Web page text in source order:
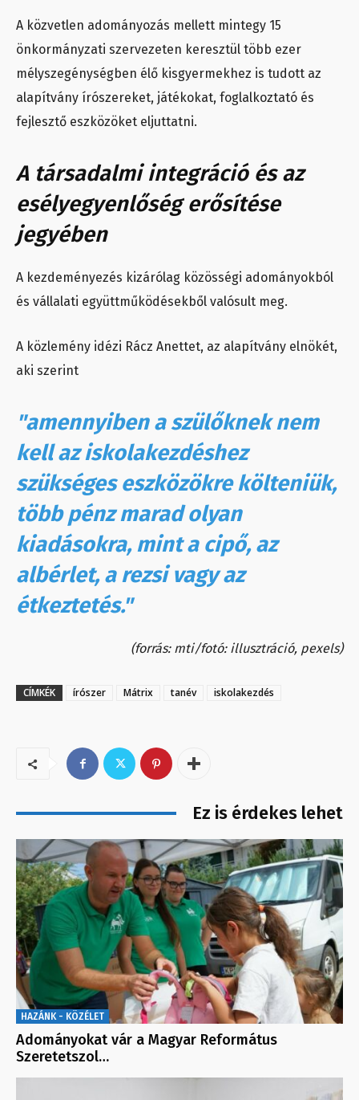
A közvetlen adományozás mellett mintegy 15
önkormányzati szervezeten keresztül több ezer
mélyszegénységben élő kisgyermekhez is tudott az
alapítvány írószereket, játékokat, foglalkoztató és
fejlesztő eszközöket eljuttatni.
A társadalmi integráció és az
esélyegyenlőség erősítése
jegyében
A kezdeményezés kizárólag közösségi adományokból
és vállalati együttműködésekből valósult meg.
A közlemény idézi Rácz Anettet, az alapítvány elnökét,
aki szerint
"amennyiben a szülőknek nem
kell az iskolakezdéshez
szükséges eszközökre költeniük,
több pénz marad olyan
kiadásokra, mint a cipő, az
albérlet, a rezsi vagy az
étkeztetés."
(forrás: mti/fotó: illusztráció, pexels)
CÍMKÉK írószer Mátrix tanév iskolakezdés
Ez is érdekes lehet
HAZÁNK - KÖZÉLET
Adományokat vár a Magyar Református
Szeretetszol…